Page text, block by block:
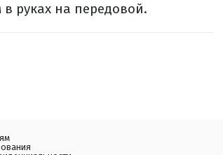
руках на передовой.